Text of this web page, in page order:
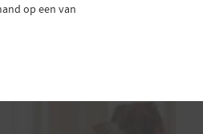
op een van